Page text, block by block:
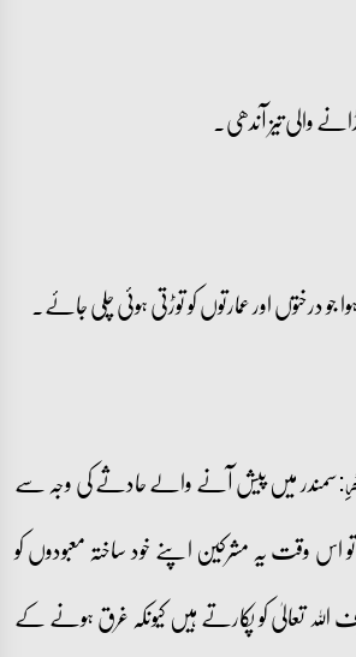
والی تیز آندھی۔
جو درختوں اور عمارتوں کو توڑتی ہوئی چلی جائے۔
سمندر میں پیش آنے والے حادثے کی وجہ سے
وقت یہ مشرکین اپنے خود ساختہ معبودوں کو
تعالیٰ کو پکارتے ہیں کیونکہ غرق ہونے کے